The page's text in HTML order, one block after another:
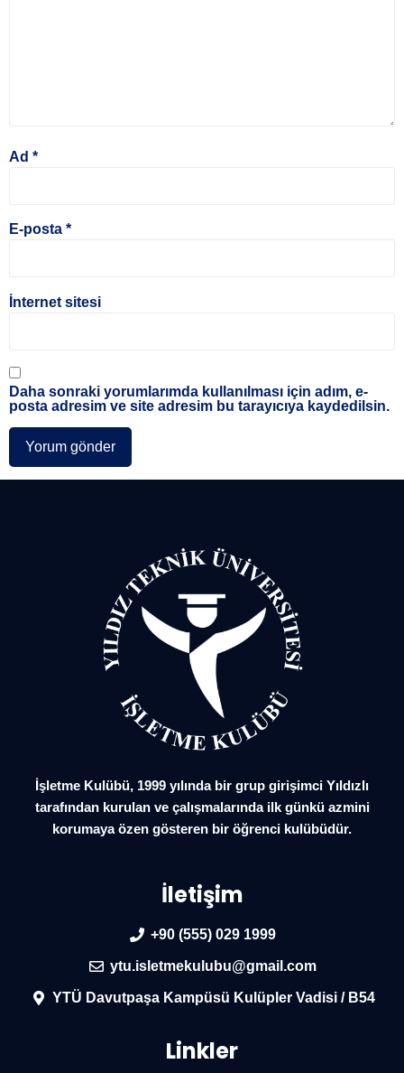
Ad *
E-posta *
İnternet sitesi
Daha sonraki yorumlarımda kullanılması için adım, e-
posta adresim ve site adresim bu tarayıcıya kaydedilsin.
İşletme Kulübü, 1999 yılında bir grup girişimci Yıldızlı
tarafından kurulan ve çalışmalarında ilk günkü azmini
korumaya özen gösteren bir öğrenci kulübüdür.
İletişim
+90 (555) 029 1999
ytu.isletmekulubu@gmail.com
YTÜ Davutpaşa Kampüsü Kulüpler Vadisi / B54
Linkler